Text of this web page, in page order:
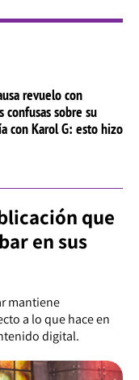
revuelo con
confusas sobre su
con Karol G: esto hizo
que
en sus
mantiene
a lo que hace en
digital.